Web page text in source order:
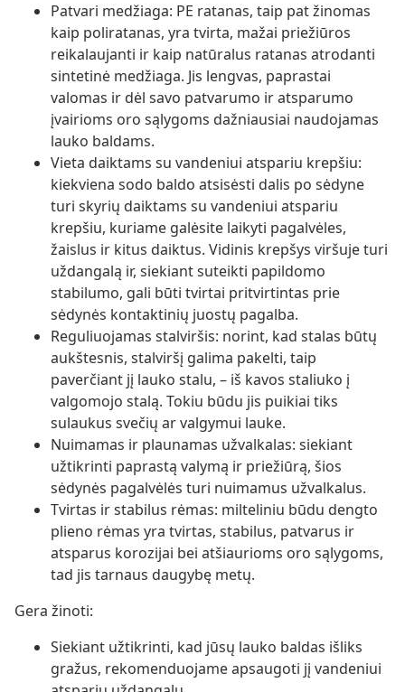
Patvari medžiaga: PE ratanas, taip pat žinomas
kaip poliratanas, yra tvirta, mažai priežiūros
reikalaujanti ir kaip natūralus ratanas atrodanti
sintetinė medžiaga. Jis lengvas, paprastai
valomas ir dėl savo patvarumo ir atsparumo
įvairioms oro sąlygoms dažniausiai naudojamas
lauko baldams.
Vieta daiktams su vandeniui atspariu krepšiu:
kiekviena sodo baldo atsisėsti dalis po sėdyne
turi skyrių daiktams su vandeniui atspariu
krepšiu, kuriame galėsite laikyti pagalvėles,
žaislus ir kitus daiktus. Vidinis krepšys viršuje turi
uždangalą ir, siekiant suteikti papildomo
stabilumo, gali būti tvirtai pritvirtintas prie
sėdynės kontaktinių juostų pagalba.
Reguliuojamas stalviršis: norint, kad stalas būtų
aukštesnis, stalviršį galima pakelti, taip
paverčiant jį lauko stalu, – iš kavos staliuko į
valgomojo stalą. Tokiu būdu jis puikiai tiks
sulaukus svečių ar valgymui lauke.
Nuimamas ir plaunamas užvalkalas: siekiant
užtikrinti paprastą valymą ir priežiūrą, šios
sėdynės pagalvėlės turi nuimamus užvalkalus.
Tvirtas ir stabilus rėmas: milteliniu būdu dengto
plieno rėmas yra tvirtas, stabilus, patvarus ir
atsparus korozijai bei atšiaurioms oro sąlygoms,
tad jis tarnaus daugybę metų.
Gera žinoti:
Siekiant užtikrinti, kad jūsų lauko baldas išliks
gražus, rekomenduojame apsaugoti jį vandeniui